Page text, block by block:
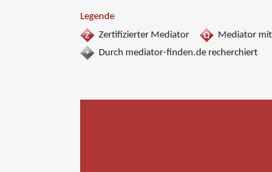
Legende
Zertifizierter Mediator
Mediator
Durch mediator-finden.de recherchiert